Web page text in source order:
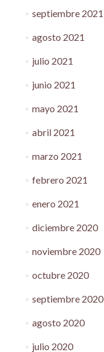
septiembre 2021
agosto 2021
julio 2021
junio 2021
mayo 2021
abril 2021
marzo 2021
febrero 2021
enero 2021
diciembre 2020
noviembre 2020
octubre 2020
septiembre 2020
agosto 2020
julio 2020